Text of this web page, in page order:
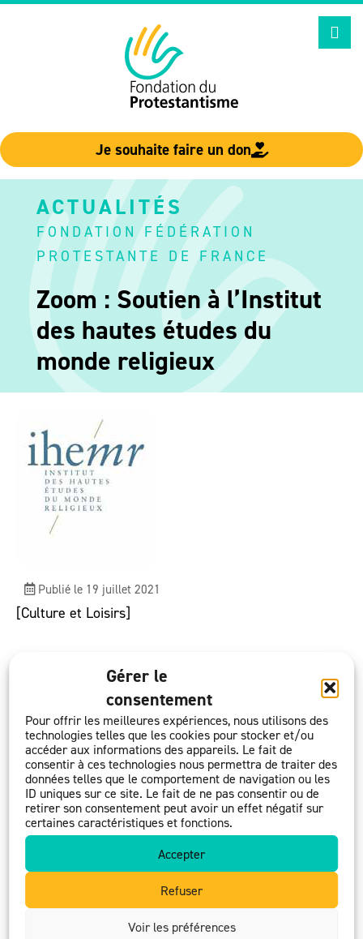
Gérer le
consentement
Pour offrir les meilleures expériences, nous utilisons des
technologies telles que les cookies pour stocker et/ou
accéder aux informations des appareils. Le fait de
consentir à ces technologies nous permettra de traiter des
données telles que le comportement de navigation ou les
ID uniques sur ce site. Le fait de ne pas consentir ou de
retirer son consentement peut avoir un effet négatif sur
certaines caractéristiques et fonctions.
Accepter
Refuser
Voir les préférences
Je souhaite faire un don
ACTUALITÉS
FONDATION FÉDÉRATION
PROTESTANTE DE FRANCE
Zoom : Soutien à l’Institut
des hautes études du
monde religieux
Publié le 19 juillet 2021
[Culture et Loisirs]
personnes engagées dans le monde associatif,
constatant un besoin accru de meilleure connaissance
et de compréhension du monde religieux. Elle
organise, à destination d’un large public, une
formation pluridisciplinaire et reconnue « Religions,
laïcité et enjeux contemporains ».
Engagement en 2020 : 4 k€